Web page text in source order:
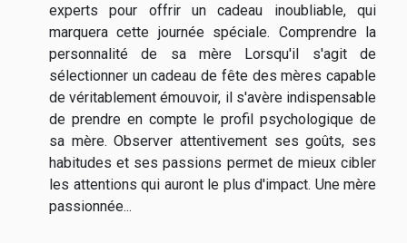
experts pour offrir un cadeau inoubliable, qui
marquera cette journée spéciale. Comprendre la
personnalité de sa mère Lorsqu'il s'agit de
sélectionner un cadeau de fête des mères capable
de véritablement émouvoir, il s'avère indispensable
de prendre en compte le profil psychologique de
sa mère. Observer attentivement ses goûts, ses
habitudes et ses passions permet de mieux cibler
les attentions qui auront le plus d'impact. Une mère
passionnée...